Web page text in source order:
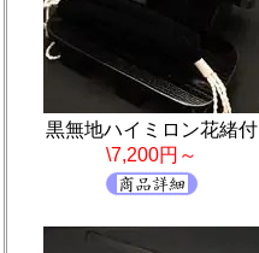
黒無地ハイミロン花緒付
\7,200円～